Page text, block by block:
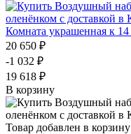
Комната украшенная к
20 650 ₽
-1 032 ₽
19 618 ₽
В корзину
Товар добавлен в